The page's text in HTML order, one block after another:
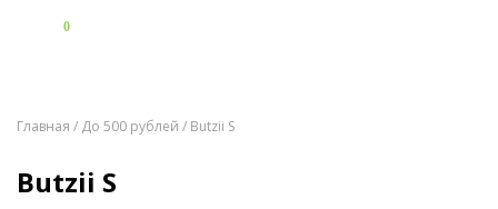
0
Главная / До 500 рублей / Butzii S
Butzii S